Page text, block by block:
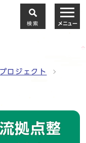
検索 メニュー
ロジェクト
拠点整